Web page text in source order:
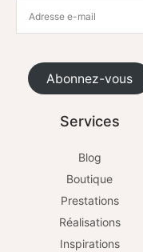
Abonnez-vous
Services
Blog
Boutique
Prestations
Réalisations
Inspirations